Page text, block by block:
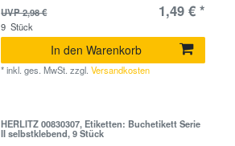
UVP 2,98 €
1,49 € *
9 Stück
In den Warenkorb
*inkl. ges. MwSt. zzgl.Versandkosten
HERLITZ 00830307, Etiketten: Buchetikett Serie
II selbstklebend, 9 Stück